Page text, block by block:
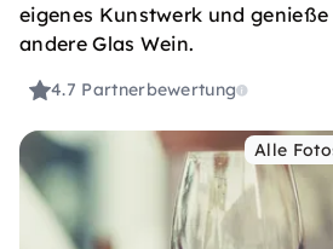
eigenes Kunstwerk und
andere Glas Wein.
4.7 Partnerbewertung
Alle